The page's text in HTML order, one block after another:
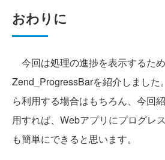
おわりに
今回は処理の進捗を表示するため
Zend_ProgressBarを紹介しました
ら利用する場合はもちろん、今回
用すれば、Webアプリにプログレ
も簡単にできると思います。